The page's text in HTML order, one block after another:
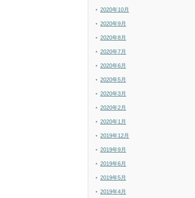
2020年10月
2020年9月
2020年8月
2020年7月
2020年6月
2020年5月
2020年3月
2020年2月
2020年1月
2019年12月
2019年9月
2019年6月
2019年5月
2019年4月